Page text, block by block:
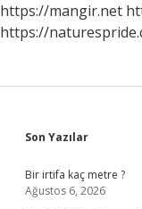
https://mangir.net
https://
Sidebar
Son Yazılar
Bir irtifa kaç metre ?
Ağustos 6, 2026